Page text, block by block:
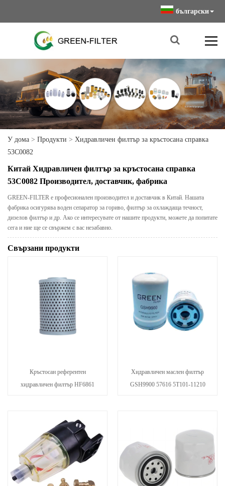
български
У дома > Продукти > Хидравличен филтър за кръстосана справка
53C0082
Китай Хидравличен филтър за кръстосана справка
53C0082 Производител, доставчик, фабрика
GREEN-FILTER е професионален производител и доставчик в Китай. Нашата
фабрика осигурява воден сепаратор за гориво, филтър за охлаждаща течност,
дизелов филтър и др. Ако се интересувате от нашите продукти, можете да попитате
сега и ние ще се свържем с вас незабавно.
Свързани продукти
Кръстосан референтен
хидравличен филтър HF6861
Хидравличен маслен филтър
GSH9900 57616 5T101-11210